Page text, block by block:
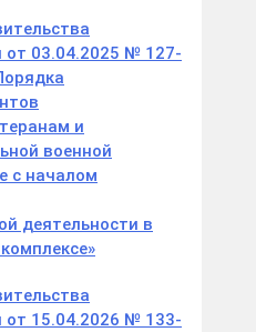
от 03.04.2025 № 127-
и
военной
с началом
деятельности в
от 15.04.2026 № 133-